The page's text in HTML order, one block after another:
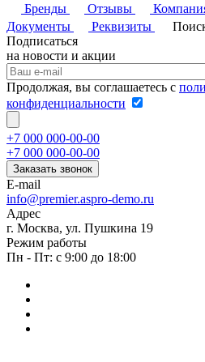
Бренды
Отзывы
Документы
Реквизиты
Подписаться
на новости и акции
Продолжая, вы соглашаетесь с
конфиденциальности
+7 000 000-00-00
+7 000 000-00-00
Заказать звонок
E-mail
info@premier.aspro-demo.ru
Адрес
г. Москва, ул. Пушкина 19
Режим работы
Пн - Пт: с 9:00 до 18:00